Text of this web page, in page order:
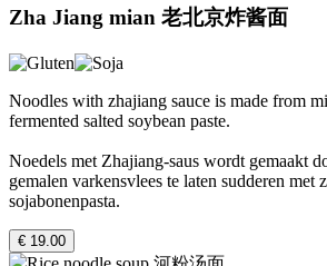
Zha Jiang mian 老北京炸酱面
Noodles with zhajiang sauce is made from
fermented salted soybean paste.
Noedels met Zhajiang-saus wordt gemaakt
gemalen varkensvlees te laten sudderen met
sojabonenpasta.
€ 19.00